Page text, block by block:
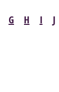
G H I J